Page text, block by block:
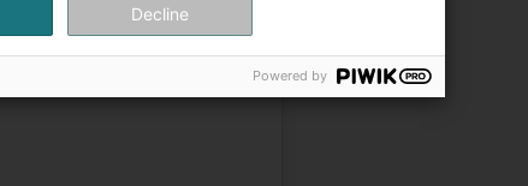
Emotional freedom techniques
3
Decline
Powered by